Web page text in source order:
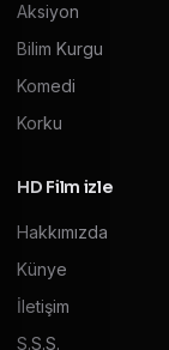
Aksiyon
Bilim Kurgu
Komedi
Korku
HD Film izle
Hakkımızda
Künye
İletişim
S.S.S.